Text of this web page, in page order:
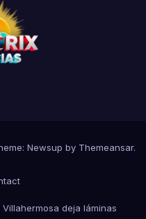
Newsup by Themeansar.
deja láminas